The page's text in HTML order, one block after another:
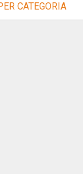
CATEGORIA